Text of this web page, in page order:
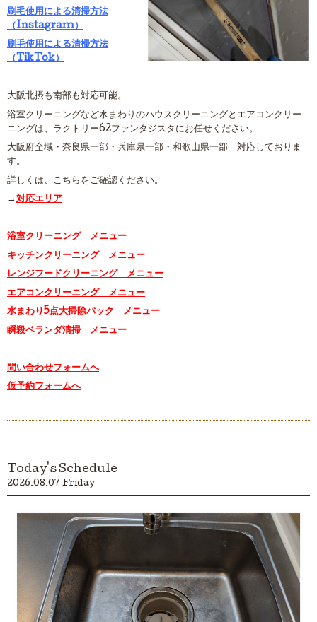
刷毛使用による清掃方法
（Instagram）
刷毛使用による清掃方法
（TikTok）
大阪北摂も南部も対応可能。
浴室クリーニングなど水まわりのハウスクリーニングとエアコンクリー
ニングは、ラクトリー62ファンタジスタにお任せください。
大阪府全域・奈良県一部・兵庫県一部・和歌山県一部 対応しておりま
す。
詳しくは、こちらをご確認ください。
→対応エリア
浴室クリーニング メニュー
キッチンクリーニング メニュー
レンジフードクリーニング メニュー
エアコンクリーニング メニュー
水まわり5点大掃除パック メニュー
瞬殺ベランダ清掃 メニュー
問い合わせフォームへ
仮予約フォームへ
Today's Schedule
2026.08.07 Friday